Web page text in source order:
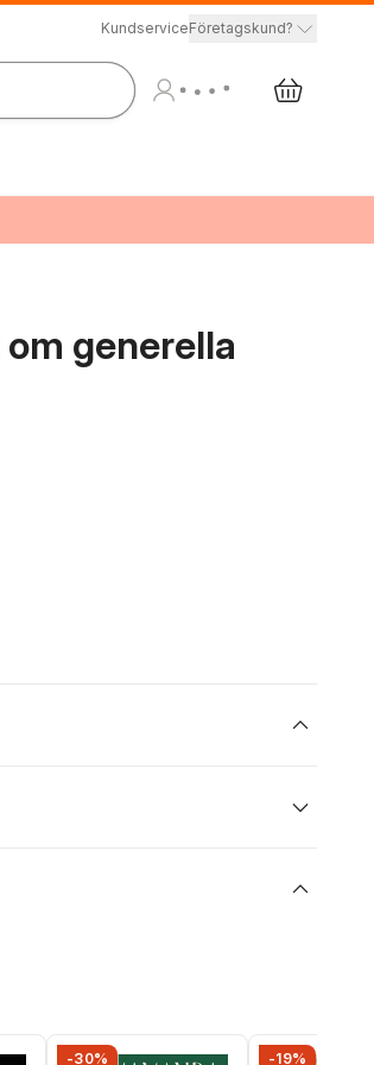
KundserviceFöretagskund?
generella
-30% -19%